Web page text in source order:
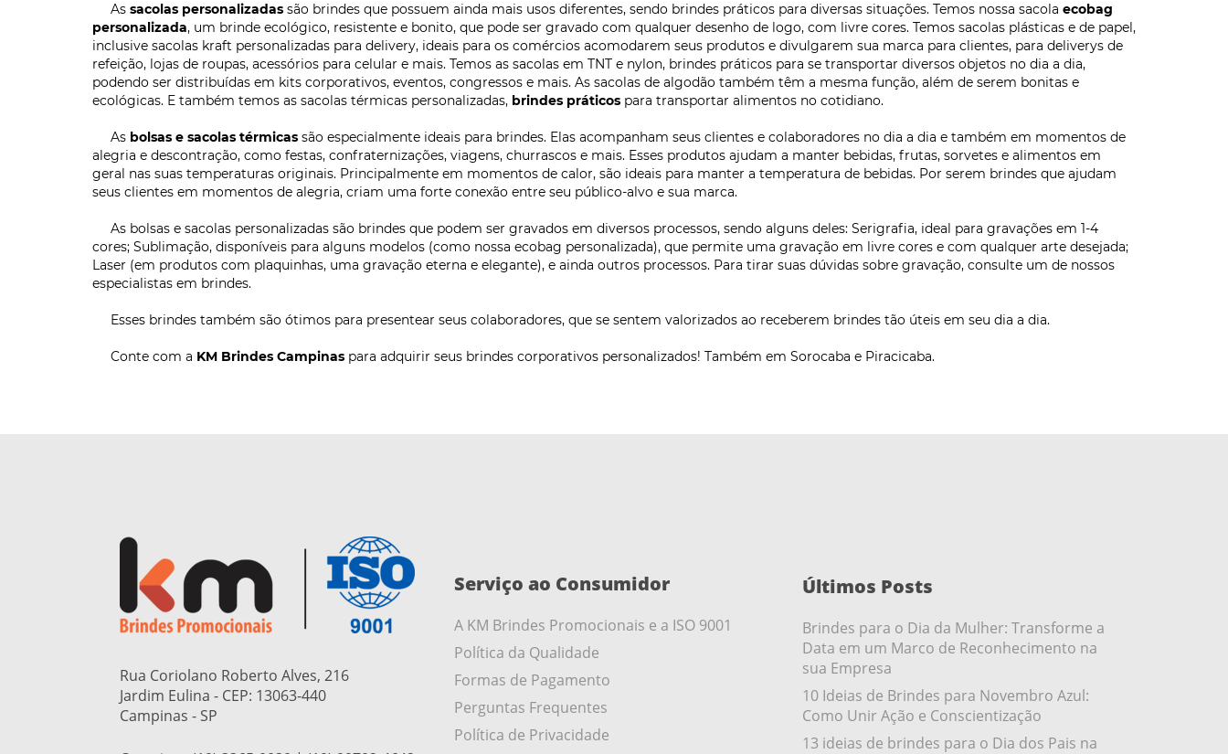
As sacolas personalizadassão brindes que possuem ainda mais usos diferentes, sendo brindes práticos para diversas situações. Temos nossa sacola ecobag
personalizada, um brinde ecológico, resistente e bonito, que pode ser gravado com qualquer desenho de logo, com livre cores. Temos sacolas plásticas e de papel,
inclusive sacolas kraft personalizadas para delivery, ideais para os comércios acomodarem seus produtos e divulgarem sua marca para clientes, para deliverys de
refeição, lojas de roupas, acessórios para celular e mais. Temos as sacolas em TNT e nylon, brindes práticos para se transportar diversos objetos no dia a dia,
podendo ser distribuídas em kits corporativos, eventos, congressos e mais. As sacolas de algodão também têm a mesma função, além de serem bonitas e
ecológicas. E também temos as sacolas térmicas personalizadas, brindes práticospara transportar alimentos no cotidiano.
As bolsas e sacolas térmicassão especialmente ideais para brindes. Elas acompanham seus clientes e colaboradores no dia a dia e também em momentos de
alegria e descontração, como festas, confraternizações, viagens, churrascos e mais. Esses produtos ajudam a manter bebidas, frutas, sorvetes e alimentos em
geral nas suas temperaturas originais. Principalmente em momentos de calor, são ideais para manter a temperatura de bebidas. Por serem brindes que ajudam
seus clientes em momentos de alegria, criam uma forte conexão entre seu público-alvo e sua marca.
As bolsas e sacolas personalizadas são brindes que podem ser gravados em diversos processos, sendo alguns deles: Serigrafia, ideal para gravações em 1-4
cores; Sublimação, disponíveis para alguns modelos (como nossa ecobag personalizada), que permite uma gravação em livre cores e com qualquer arte desejada;
Laser (em produtos com plaquinhas, uma gravação eterna e elegante), e ainda outros processos. Para tirar suas dúvidas sobre gravação, consulte um de nossos
especialistas em brindes.
Esses brindes também são ótimos para presentear seus colaboradores, que se sentem valorizados ao receberem brindes tão úteis em seu dia a dia.
Conte com a KM Brindes Campinaspara adquirir seus brindes corporativos personalizados! Também em Sorocaba e Piracicaba.
Rua Coriolano Roberto Alves, 216
Jardim Eulina - CEP: 13063-440
Campinas - SP
Serviço ao Consumidor
A KM Brindes Promocionais e a ISO 9001
Política da Qualidade
Formas de Pagamento
Perguntas Frequentes
Política de Privacidade
Últimos Posts
Brindes para o Dia da Mulher: Transforme a
Data em um Marco de Reconhecimento na
sua Empresa
10 Ideias de Brindes para Novembro Azul:
Como Unir Ação e Conscientização
13 ideias de brindes para o Dia dos Pais na